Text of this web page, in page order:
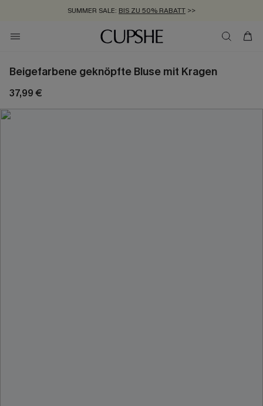
SUMMER SALE: BIS ZU 50% RABATT >>
ZUM NEWSLETTER:BIS ZU -20% EXTRA ERHALTEN
KOSTENLOSER VERSAND AB 89 €
Beigefarbene geknöpfte Bluse mit Kragen
37,99 €